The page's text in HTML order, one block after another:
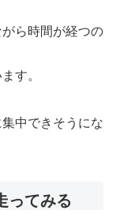
ら時間が経つの
す。
中できそうにな
ってみる